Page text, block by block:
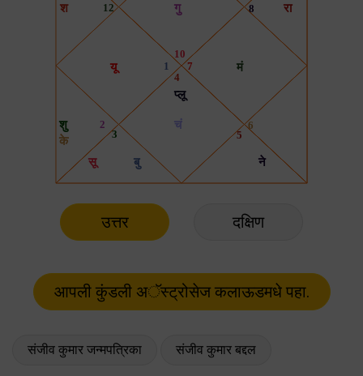
उत्तर दक्षिण
संजीव कुमार जन्मपत्रिका संजीव कुमार बद्दल